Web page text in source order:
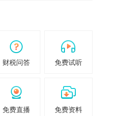
财税问答 免费试听
免费直播 免费资料